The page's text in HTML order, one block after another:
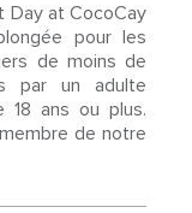
Day at CocoCay
pour les
de moins de
par un adulte
18 ans ou plus.
de notre